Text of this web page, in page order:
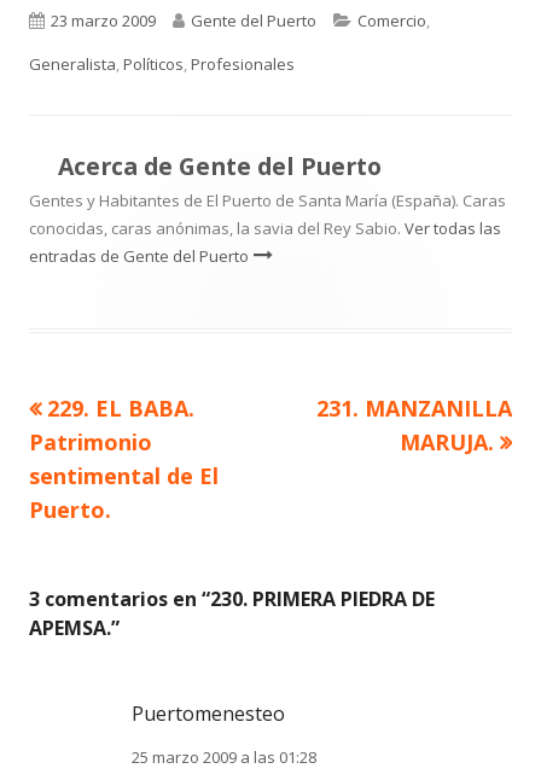
Publicado
el
23 marzo 2009 Autor
Gente del Puerto Categorías
Comercio,
Generalista,Políticos,Profesionales
Acerca de Gente del Puerto
Gentes y Habitantes de El Puerto de Santa María (España). Caras
conocidas, caras anónimas, la savia del Rey Sabio. Ver todas las
entradas de Gente del Puerto
Navegación
de
entradas
Artículo
anterior
229. EL BABA.
Patrimonio
sentimental de El
Puerto.
Artículo
siguiente
231. MANZANILLA
MARUJA.
3 comentarios en “230. PRIMERA PIEDRA DE
APEMSA.”
Puertomenesteo
25 marzo 2009 a las 01:28